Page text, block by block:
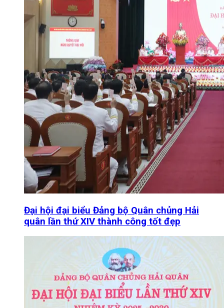
Đại hội đại biểu Đảng bộ Quân chủng Hải
quân lần thứ XIV thành công tốt đẹp